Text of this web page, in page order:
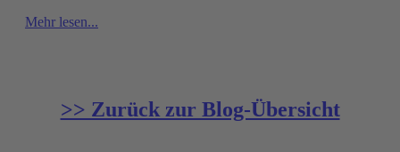
Mehr lesen...
>> Zurück zur Blog-Übersicht